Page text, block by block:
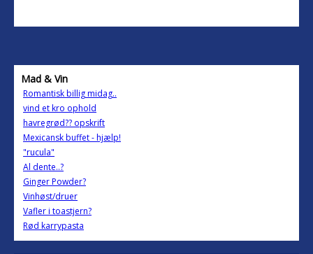
Mad & Vin
Romantisk billig midag..
vind et kro ophold
havregrød?? opskrift
Mexicansk buffet - hjælp!
"rucula"
Al dente..?
Ginger Powder?
Vinhøst/druer
Vafler i toastjern?
Rød karrypasta